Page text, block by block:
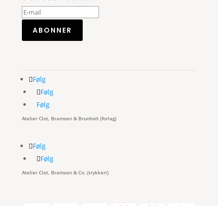
ABONNER
Følg
Følg
Følg
Atelier Clot, Bramsen & Brunholt (forlag)
Følg
Følg
Atelier Clot, Bramsen & Co. (trykkeri)